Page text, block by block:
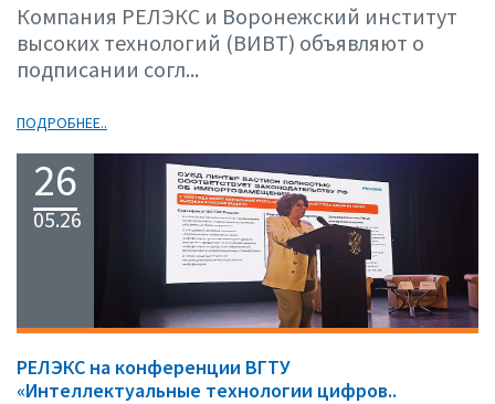
Компания РЕЛЭКС и Воронежский институт
высоких технологий (ВИВТ) объявляют о
подписании согл...
ПОДРОБНЕЕ..
26
05.26
РЕЛЭКС на конференции ВГТУ
«Интеллектуальные технологии цифров..